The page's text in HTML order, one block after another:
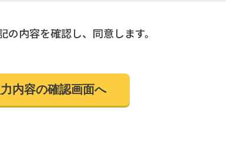
切に管理し、次のいずれかに該当する場合を除き
る場合 ・お客さまが希望されるサービスを行なう
に、セキュリティに万全の対策を講じています。
などをご希望される場合には、ご本人であること
の内容を確認し、同意します。